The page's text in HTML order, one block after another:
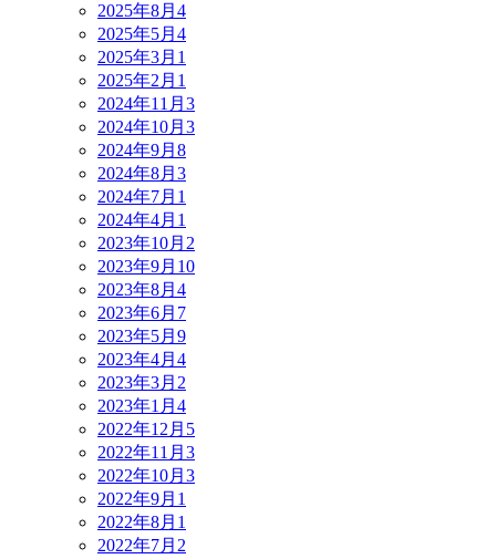
2025年8月 4
2025年5月 4
2025年3月 1
2025年2月 1
2024年11月 3
2024年10月 3
2024年9月 8
2024年8月 3
2024年7月 1
2024年4月 1
2023年10月 2
2023年9月 10
2023年8月 4
2023年6月 7
2023年5月 9
2023年4月 4
2023年3月 2
2023年1月 4
2022年12月 5
2022年11月 3
2022年10月 3
2022年9月 1
2022年8月 1
2022年7月 2